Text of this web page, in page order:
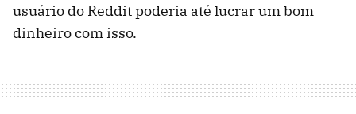
usuário do Reddit poderia até lucrar um bom
dinheiro com isso.